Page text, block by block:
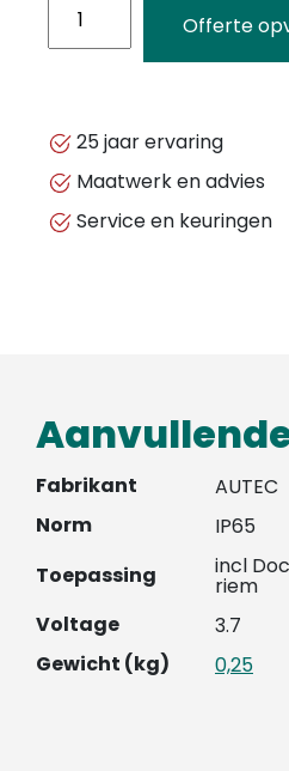
Offerte
25 jaar ervaring
Maatwerk en advies
Service en keuringen
Fabrikant
AUTEC
Norm
IP65
Toepassing
incl
riem
Voltage
3.7
Gewicht (kg)
0,25